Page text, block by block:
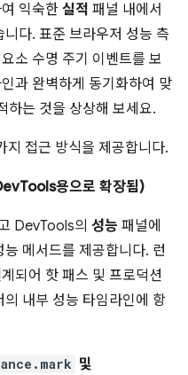
익숙한 실적 패널 내에서
다. 표준 브라우저 성능 측
소 수명 주기 이벤트를 보
과 완벽하게 동기화하여 맞
하는 것을 상상해 보세요.
지 접근 방식을 제공합니다.
용으로 확장됨)
DevTools의 성능 패널에
메서드를 제공합니다. 런
되어 핫 패스 및 프로덕션
내부 성능 타임라인에 항
및